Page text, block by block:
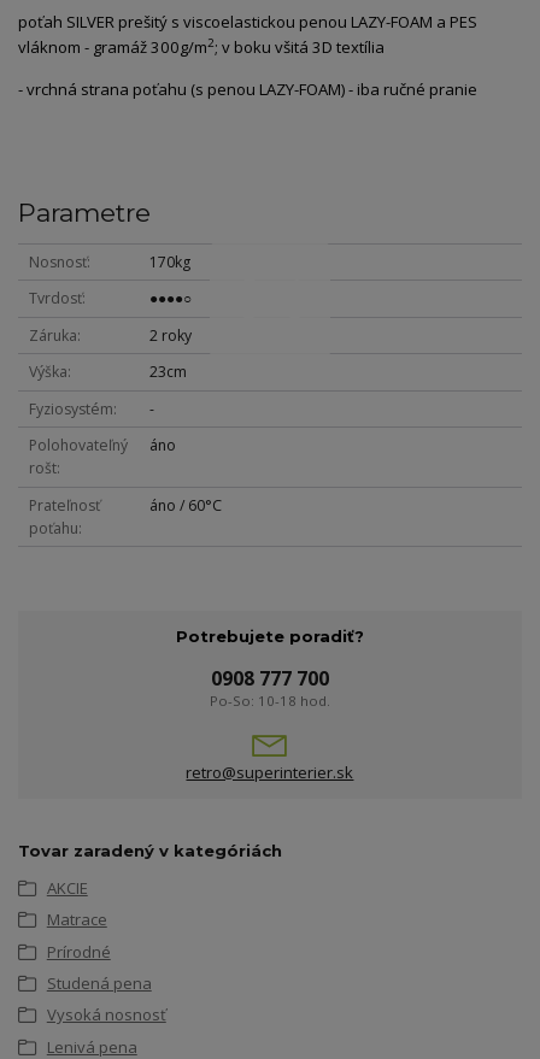
poťah SILVER prešitý s viscoelastickou penou LAZY-FOAM a PES
vláknom - gramáž 300g/m2; v boku všitá 3D textília
- vrchná strana poťahu (s penou LAZY-FOAM) - iba ručné pranie
Parametre
Nosnosť
170kg
Tvrdosť
●●●●○
Záruka
2 roky
Výška
23cm
Fyziosystém
-
Polohovateľný
rošt
áno
Prateľnosť
poťahu
áno / 60°C
Potrebujete poradiť?
0908 777 700
Po-So: 10-18 hod.
retro@superinterier.sk
Tovar zaradený v kategóriách
AKCIE
Matrace
Prírodné
Studená pena
Vysoká nosnosť
Lenivá pena